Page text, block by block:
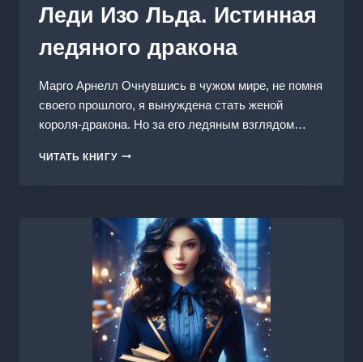
Леди Изо Льда. Истинная
ледяного дракона
Марго Арнелл Очнувшись в чужом мире, не помня
своего прошлого, я вынуждена стать женой
короля-дракона. Но за его ледяным взглядом…
ЧИТАТЬ КНИГУЛЕДИ
ДРАКОНА